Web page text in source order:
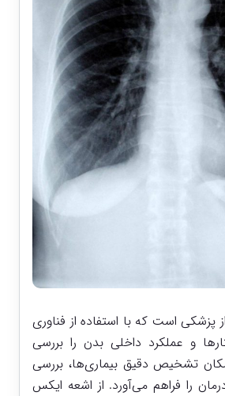
پزشکی است که با استفاده از فناوری
و عملکرد داخلی بدن را بررسی
تشخیص دقیق بیماری‌ها، بررسی
را فراهم می‌آورد. از اشعه ایکس